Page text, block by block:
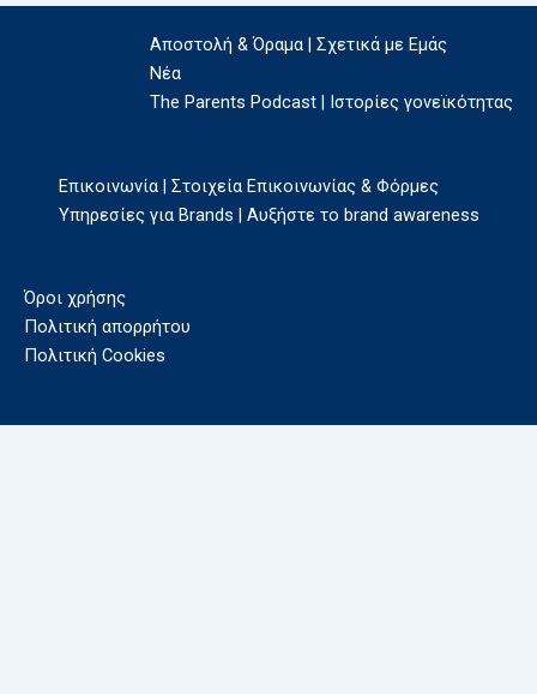
Αποστολή & Όραμα | Σχετικά με Εμάς
Νέα
The Parents Podcast | Ιστορίες γονεϊκότητας
Επικοινωνία | Στοιχεία Επικοινωνίας & Φόρμες
Υπηρεσίες για Brands | Αυξήστε το brand awareness
Όροι χρήσης
Πολιτική απορρήτου
Πολιτική Cookies